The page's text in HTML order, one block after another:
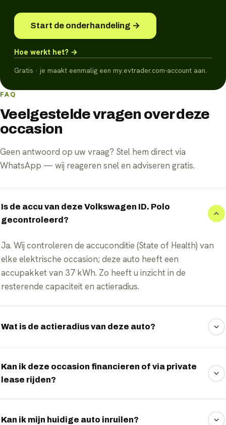
Start de onderhandeling →
Hoe werkt het? →
Gratis · je maakt eenmalig een my.evtrader.com-account aan.
FAQ
Veelgestelde vragen over deze
occasion
Geen antwoord op uw vraag? Stel hem direct via
WhatsApp — wij reageren snel en adviseren gratis.
Is de accu van deze Volkswagen ID. Polo
gecontroleerd?
Ja. Wij controleren de accuconditie (State of Health) van
elke elektrische occasion; deze auto heeft een
accupakket van 37 kWh. Zo heeft u inzicht in de
resterende capaciteit en actieradius.
Wat is de actieradius van deze auto?
met rijstijl, snelheid, buitentemperatuur en belading.
Kan ik deze occasion financieren of via private
lease rijden?
private lease rijden. Wij vergelijken vrijblijvend de
Kan ik mijn huidige auto inruilen?